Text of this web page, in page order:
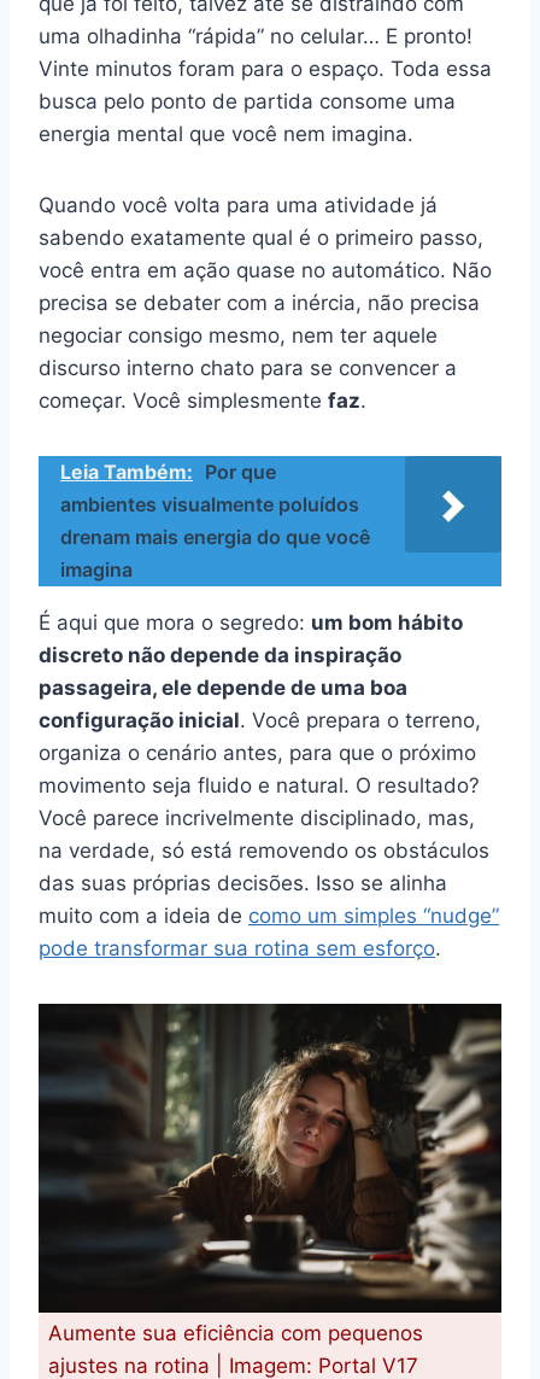
uma olhadinha “rápida” no celular… E pronto!
Vinte minutos foram para o espaço. Toda essa
busca pelo ponto de partida consome uma
energia mental que você nem imagina.
Quando você volta para uma atividade já
sabendo exatamente qual é o primeiro passo,
você entra em ação quase no automático. Não
precisa se debater com a inércia, não precisa
negociar consigo mesmo, nem ter aquele
discurso interno chato para se convencer a
começar. Você simplesmente faz.
Leia Também: Por que
ambientes visualmente poluídos
drenam mais energia do que você
imagina
É aqui que mora o segredo: um bom hábito
discreto não depende da inspiração
passageira, ele depende de uma boa
configuração inicial. Você prepara o terreno,
organiza o cenário antes, para que o próximo
movimento seja fluido e natural. O resultado?
Você parece incrivelmente disciplinado, mas,
na verdade, só está removendo os obstáculos
das suas próprias decisões. Isso se alinha
muito com a ideia de como um simples “nudge”
pode transformar sua rotina sem esforço.
Aumente sua eficiência com pequenos
ajustes na rotina | Imagem: Portal V17